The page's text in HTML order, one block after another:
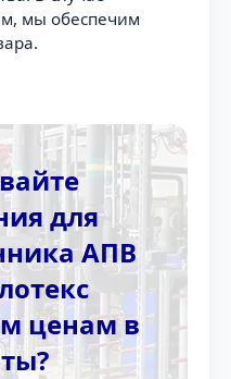
мы обеспечим
для
АПВ
ценам в